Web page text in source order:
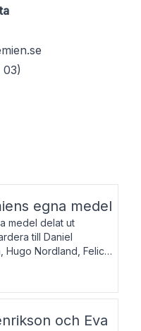
03)
egna medel
medel delat ut
till Daniel
Hugo Nordland, Felicia
Daniel Boyacioglu,
Josef
och Eva